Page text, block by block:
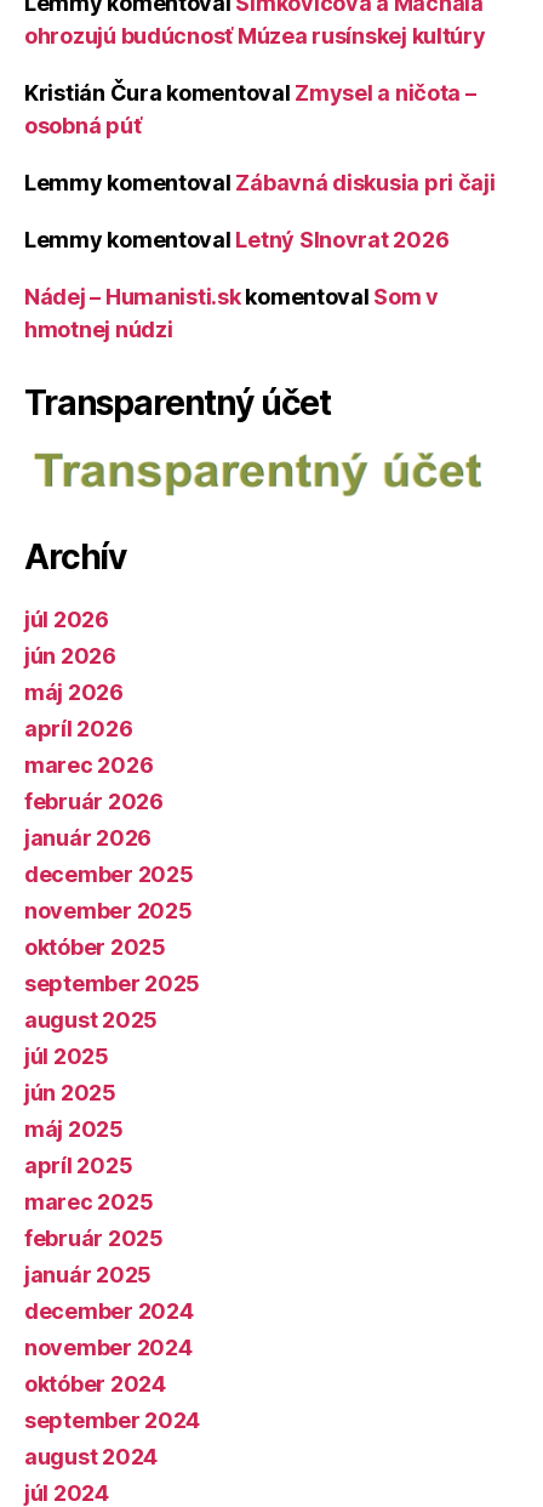
ohrozujú budúcnosť Múzea rusínskej kultúry
Kristián Čura komentoval Zmysel a ničota –
osobná púť
Lemmy komentoval Zábavná diskusia pri čaji
Lemmy komentoval Letný Slnovrat 2026
Nádej – Humanisti.skkomentoval Som v
hmotnej núdzi
Transparentný účet
Archív
júl 2026
jún 2026
máj 2026
apríl 2026
marec 2026
február 2026
január 2026
december 2025
november 2025
október 2025
september 2025
august 2025
júl 2025
jún 2025
máj 2025
apríl 2025
marec 2025
február 2025
január 2025
december 2024
november 2024
október 2024
september 2024
august 2024
júl 2024